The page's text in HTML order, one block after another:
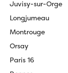
Juvisy-sur-Orge
Longjumeau
Montrouge
Orsay
Paris 16